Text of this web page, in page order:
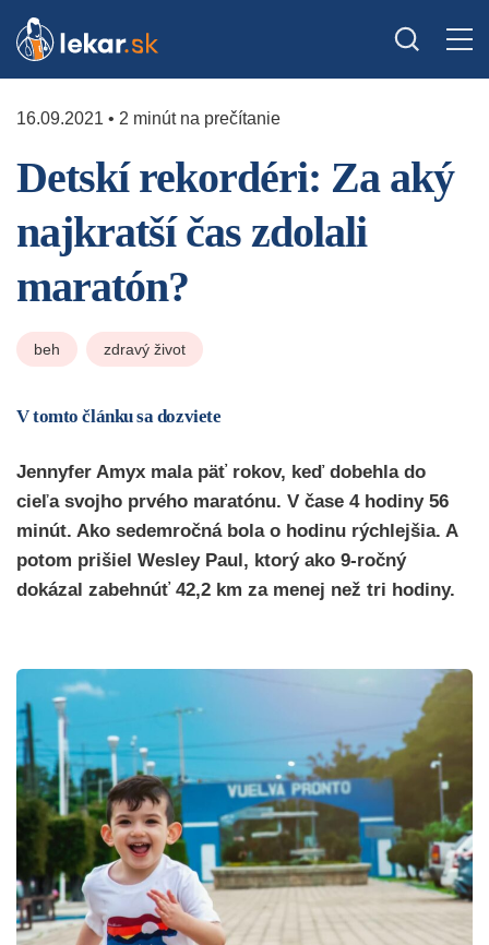
16.09.2021 • 2 minút na prečítanie
Detskí rekordéri: Za aký
najkratší čas zdolali
maratón?
beh zdravý život
V tomto článku sa dozviete
Jennyfer Amyx mala päť rokov, keď dobehla do
cieľa svojho prvého maratónu. V čase 4 hodiny 56
minút. Ako sedemročná bola o hodinu rýchlejšia. A
potom prišiel Wesley Paul, ktorý ako 9-ročný
dokázal zabehnúť 42,2 km za menej než tri hodiny.